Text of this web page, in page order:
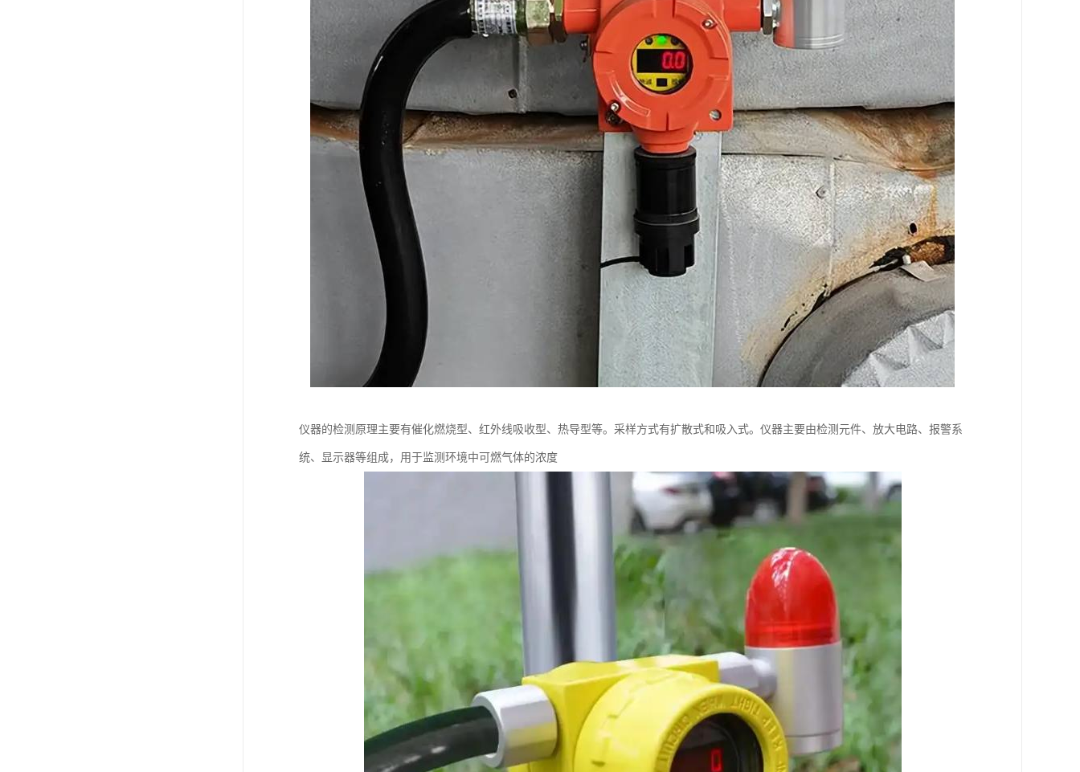
仪器的检测原理主要有催化燃烧型、红外线吸收型、热导型等。采样方式有扩散式和吸入式。仪器主要由检测元件、放大电路、报警系
统、显示器等组成，用于监测环境中可燃气体的浓度